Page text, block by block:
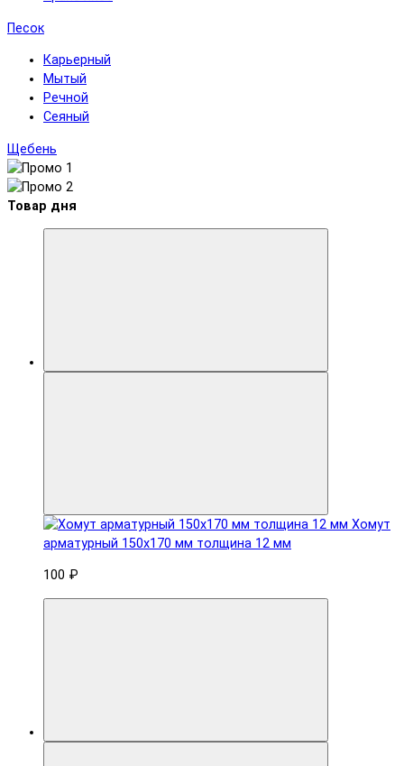
Песок
Карьерный
Мытый
Речной
Сеяный
Щебень
Товар дня
Хомут
арматурный 150x170 мм толщина 12 мм
100 ₽